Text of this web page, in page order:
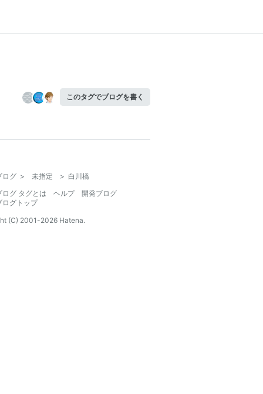
このタグでブログを書く
ログ > 未指定 > 白川橋
ログ タグとは
ヘルプ
開発ブログ
ログトップ
(C) 2001-2026 Hatena.